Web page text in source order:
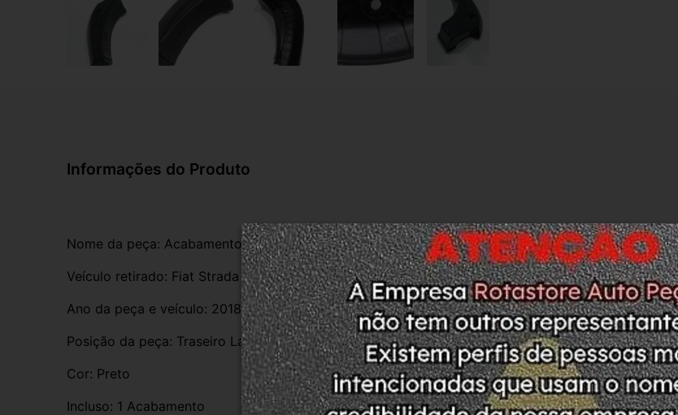
Informações do Produto
Nome da peça: Acabamento Da Caçamba
Veículo retirado: Fiat Strada 1.4 Evo 8v
Ano da peça e veículo: 2018
Posição da peça: Traseiro Lado Direito
Cor: Preto
Incluso: 1 Acabamento